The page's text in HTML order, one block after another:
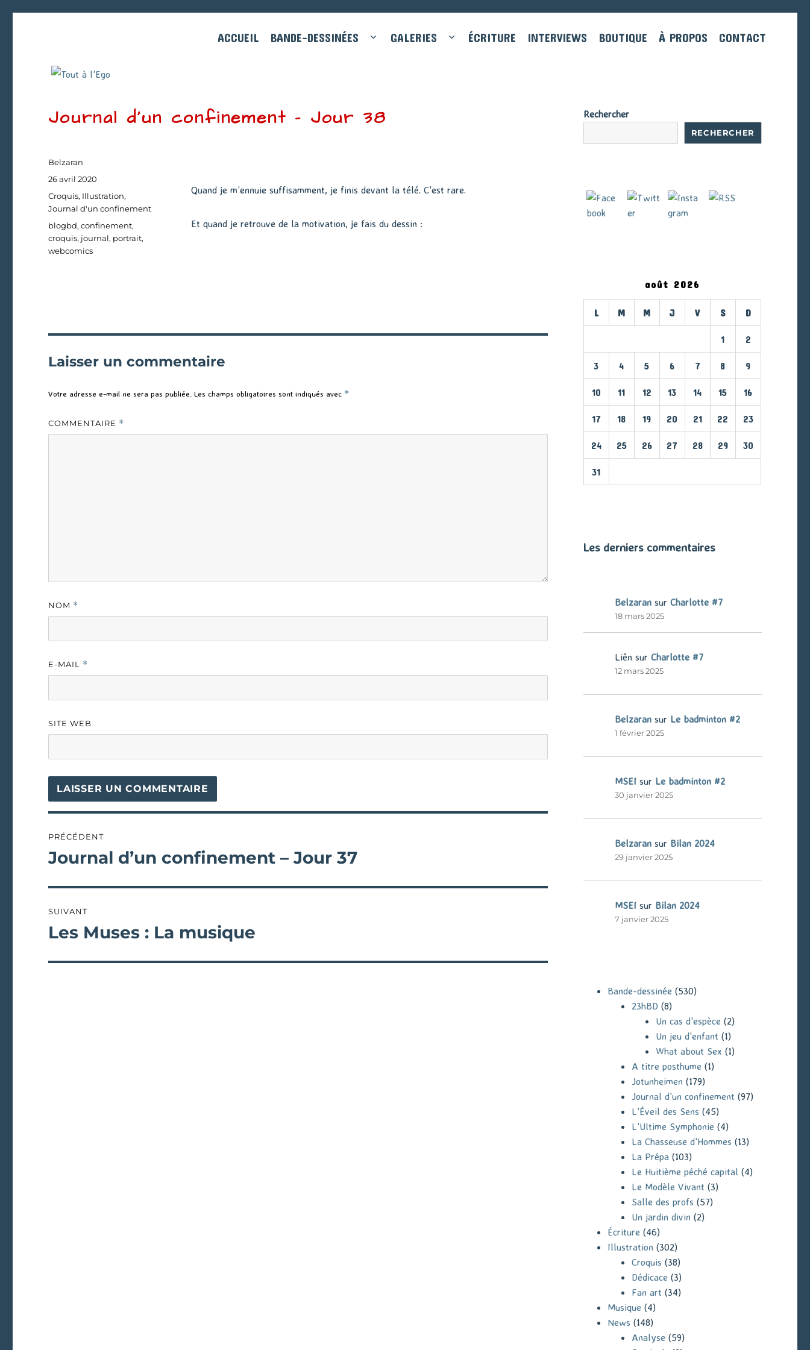
ACCUEIL BANDE-DESSINÉES GALERIES ÉCRITURE INTERVIEWS BOUTIQUE À PROPOS CONTACT
Journal d’un confinement – Jour 38
Quand je m’ennuie suffisamment, je finis devant la télé. C’est rare.
Et quand je retrouve de la motivation, je fais du dessin :
Auteur
Belzaran
Publié
le
26 avril 2020
Catégories
Croquis, Illustration,
Journal d'un confinement
Étiquettes
blogbd,confinement,
croquis, journal, portrait,
webcomics
Laisser un commentaire
Votre adresse e-mail ne sera pas publiée. Les champs obligatoires sont indiqués avec *
COMMENTAIRE *
NOM *
E-MAIL *
SITE WEB
de
PRÉCÉDENT
Publication
Journal d’un confinement – Jour 37
SUIVANT
Publication
Les Muses : La musique
Rechercher
RECHERCHER
août 2026
L M M J V S D
1 2
3 4 5 6 7 8 9
10 11 12 13 14 15 16
17 18 19 20 21 22 23
24 25 26 27 28 29 30
31
Les derniers commentaires
Belzaransur Charlotte #7
18 mars 2025
Liên sur Charlotte #7
12 mars 2025
Belzaransur Le badminton #2
1 février 2025
MSEIsur Le badminton #2
30 janvier 2025
Belzaransur Bilan 2024
29 janvier 2025
MSEIsur Bilan 2024
7 janvier 2025
Bande-dessinée (530)
23hBD (8)
Un cas d'espèce (2)
Un jeu d'enfant (1)
What about Sex (1)
A titre posthume (1)
Jotunheimen (179)
Journal d'un confinement (97)
L'Éveil des Sens (45)
L'Ultime Symphonie (4)
La Chasseuse d'Hommes (13)
La Prépa(103)
Le Huitième péché capital (4)
Le Modèle Vivant (3)
Salle des profs (57)
Un jardin divin (2)
Écriture (46)
Illustration (302)
Croquis (38)
Dédicace (3)
Fan art (34)
Musique (4)
News (148)
Analyse (59)